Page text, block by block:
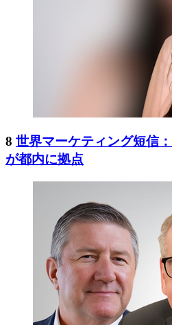
8 世界マーケティング短信
が都内に拠点